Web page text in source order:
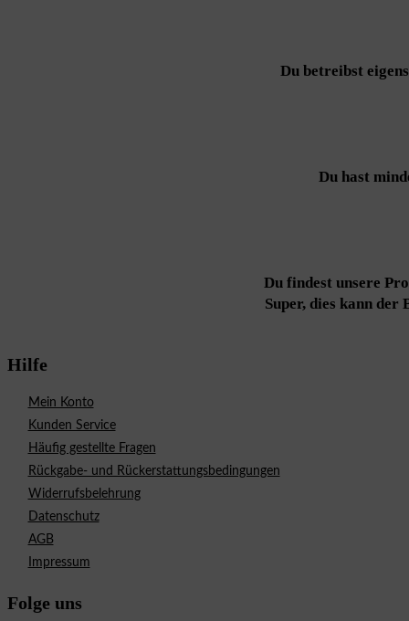
Du betreibst
Du hast
Du findest unsere
Super, dies kann
Hilfe
Mein Konto
Kunden Service
Häufig gestellte Fragen
Rückgabe- und Rückerstattungsbedingungen
Widerrufsbelehrung
Datenschutz
AGB
Impressum
Folge uns